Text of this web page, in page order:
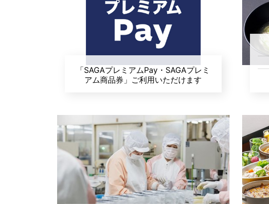
「SAGAプレミアムPay・SAGAプレミ
アム商品券」ご利用いただけます